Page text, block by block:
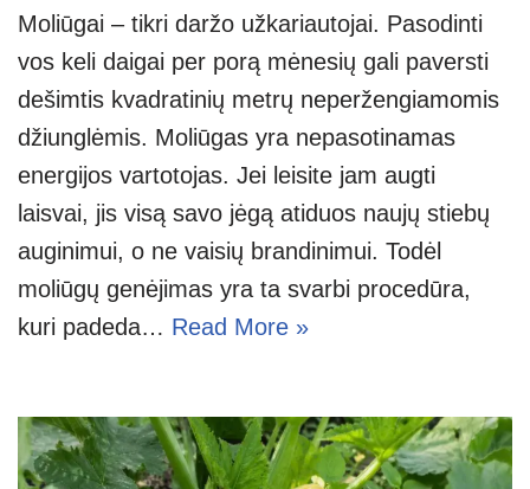
Moliūgai – tikri daržo užkariautojai. Pasodinti
vos keli daigai per porą mėnesių gali paversti
dešimtis kvadratinių metrų neperžengiamomis
džiunglėmis. Moliūgas yra nepasotinamas
energijos vartotojas. Jei leisite jam augti
laisvai, jis visą savo jėgą atiduos naujų stiebų
auginimui, o ne vaisių brandinimui. Todėl
moliūgų genėjimas yra ta svarbi procedūra,
kuri padeda… Read More »